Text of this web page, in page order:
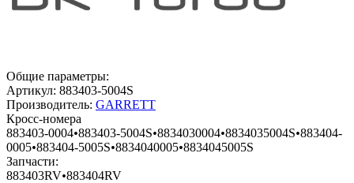
Общие параметры:
Артикул: 883403-5004S
Производитель: GARRETT
Кросс-номера
883403-0004•883403-5004S•8834030004•8834035004S•883404-
0005•883404-5005S•8834040005•8834045005S
Запчасти:
883403RV•883404RV